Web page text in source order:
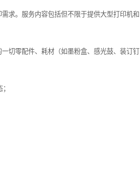
求。服务内容包括但不限于提供大型打印机和
切零配件、耗材（如墨粉盒、感光鼓、装订钉